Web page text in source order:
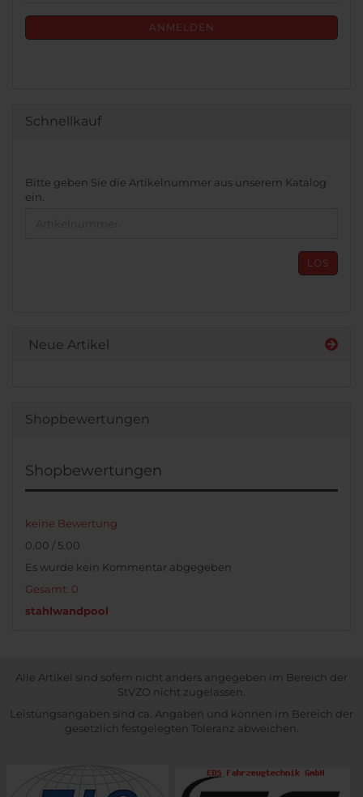
ANMELDEN
Schnellkauf
BITTE
GEBEN
Bitte geben Sie die Artikelnummer aus unserem Katalog
ein.
LOS
Neue Artikel
Shopbewertungen
Shopbewertungen
keine Bewertung
0.00 / 5.00
Es wurde kein Kommentar abgegeben
Gesamt: 0
stahlwandpool
Alle Artikel sind sofern nicht anders angegeben im Bereich der
StVZO nicht zugelassen.
Leistungsangaben sind ca. Angaben und können im Bereich der
gesetzlich festgelegten Toleranz abweichen.